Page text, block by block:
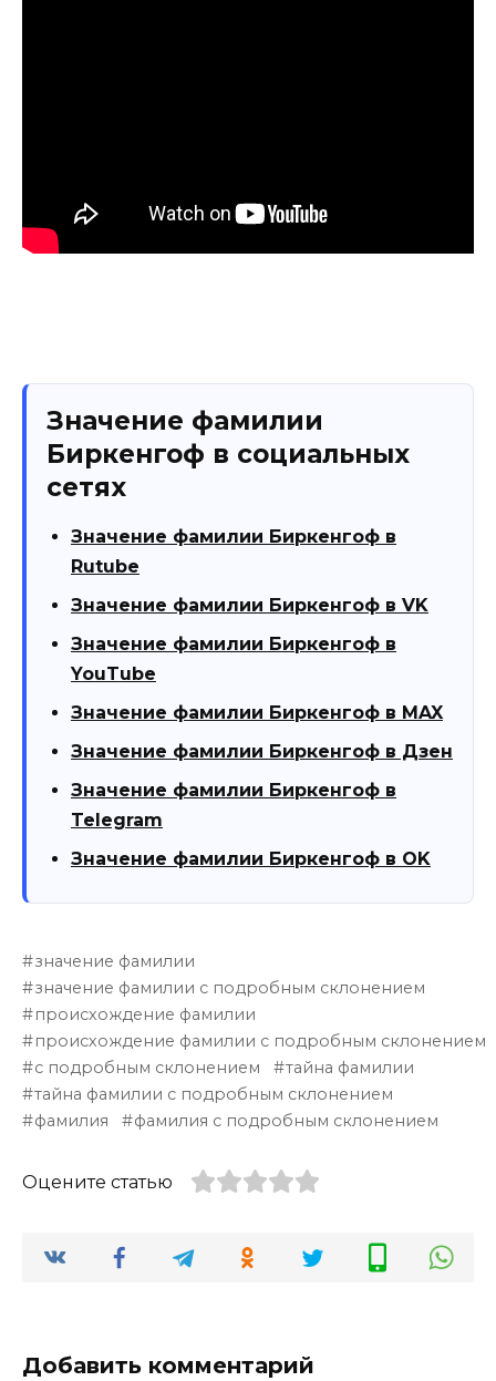
Значение фамилии
Биркенгоф в социальных
сетях
Значение фамилии Биркенгоф в
Rutube
Значение фамилии Биркенгоф в VK
Значение фамилии Биркенгоф в
YouTube
Значение фамилии Биркенгоф в MAX
Значение фамилии Биркенгоф в Дзен
Значение фамилии Биркенгоф в
Telegram
Значение фамилии Биркенгоф в OK
значение фамилии
значение фамилии с подробным склонением
происхождение фамилии
происхождение фамилии с подробным склонением
с подробным склонением
тайна фамилии
тайна фамилии с подробным склонением
фамилия
фамилия с подробным склонением
Оцените статью
Добавить комментарий